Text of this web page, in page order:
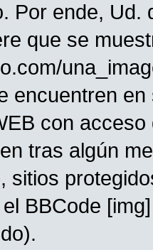
Por ende,
que se
encuentren
con
tras algún
sitios
BBCode